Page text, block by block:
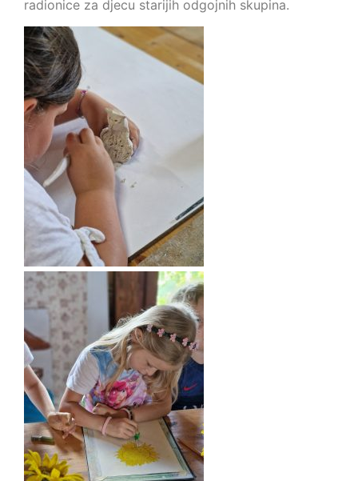
radionice za djecu starijih odgojnih skupina.